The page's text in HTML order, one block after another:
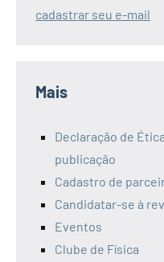
cadastrar seu e-mail
Mais
Declaração de
publicação
Cadastro de
Candidatar-se à
Eventos
Clube de Física